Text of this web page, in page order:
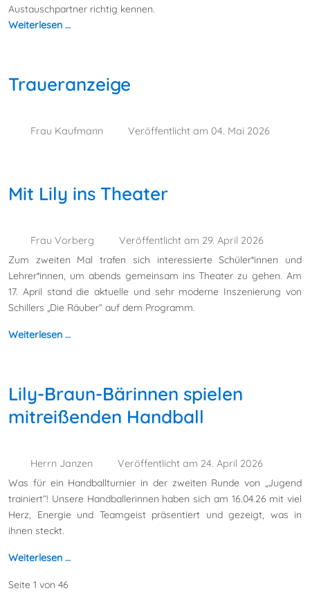
Austauschpartner richtig kennen.
Weiterlesen …
Traueranzeige
Frau Kaufmann Veröffentlicht am 04. Mai 2026
Mit Lily ins Theater
Frau Vorberg
Veröffentlicht am 29. April 2026
Zum zweiten Mal trafen sich interessierte Schüler*innen und
Lehrer*innen, um abends gemeinsam ins Theater zu gehen. Am
17. April stand die aktuelle und sehr moderne Inszenierung von
Schillers „Die Räuber“ auf dem Programm.
Weiterlesen …
Lily-Braun-Bärinnen spielen
mitreißenden Handball
Herrn Janzen
Veröffentlicht am 24. April 2026
Was für ein Handballturnier in der zweiten Runde von „Jugend
trainiert“! Unsere Handballerinnen haben sich am 16.04.26 mit viel
Herz, Energie und Teamgeist präsentiert und gezeigt, was in
ihnen steckt.
Weiterlesen …
Seite 1 von 46